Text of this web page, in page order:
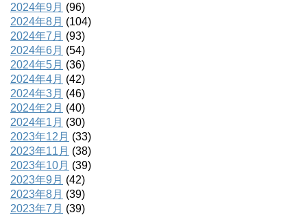
2024年9月 (96)
2024年8月 (104)
2024年7月 (93)
2024年6月 (54)
2024年5月 (36)
2024年4月 (42)
2024年3月 (46)
2024年2月 (40)
2024年1月 (30)
2023年12月 (33)
2023年11月 (38)
2023年10月 (39)
2023年9月 (42)
2023年8月 (39)
2023年7月 (39)